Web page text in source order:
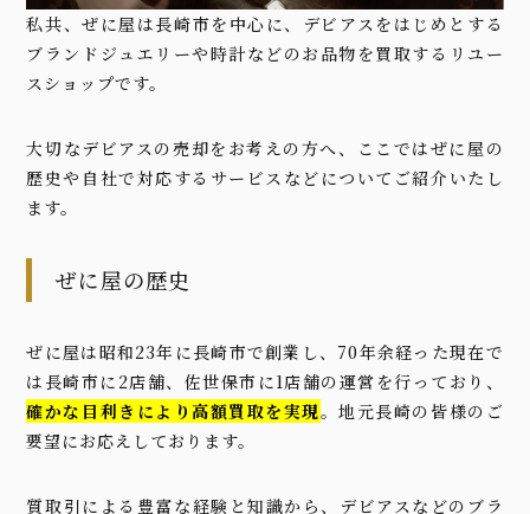
私共、ぜに屋は長崎市を中心に、デビアスをはじめとする
ブランドジュエリーや時計などのお品物を買取するリユー
スショップです。
大切なデビアスの売却をお考えの方へ、ここではぜに屋の
歴史や自社で対応するサービスなどについてご紹介いたし
ます。
ぜに屋の歴史
ぜに屋は昭和23年に長崎市で創業し、70年余経った現在で
は長崎市に2店舗、佐世保市に1店舗の運営を行っており、
確かな目利きにより高額買取を実現。地元長崎の皆様のご
要望にお応えしております。
質取引による豊富な経験と知識から、デビアスなどのブラ